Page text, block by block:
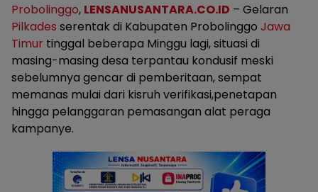
Probolinggo, LENSANUSANTARA.CO.ID – Gelaran
Pilkades serentak di Kabupaten Probolinggo Jawa
Timur tinggal beberapa Minggu lagi, situasi di
masing-masing desa terpantau kondusif meski
sebelumnya gencar di pemberitaan, sempat
memanas mulai dari kisruh verifikasi,penetapan
hingga pelanggaran pemasangan alat peraga
kampanye.